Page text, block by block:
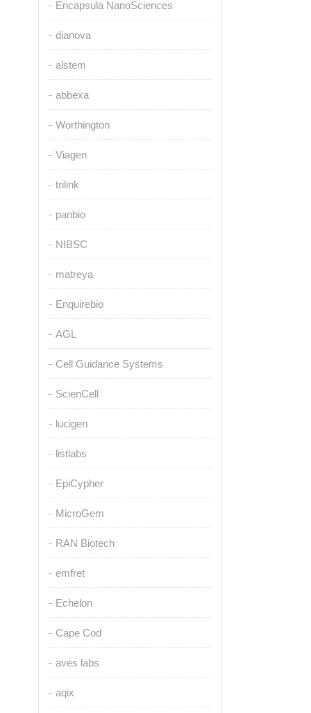
Encapsula NanoSciences
dianova
alstem
abbexa
Worthington
Viagen
trilink
panbio
NIBSC
matreya
Enquirebio
AGL
Cell Guidance Systems
ScienCell
lucigen
listlabs
EpiCypher
MicroGem
RAN Biotech
emfret
Echelon
Cape Cod
aves labs
aqix